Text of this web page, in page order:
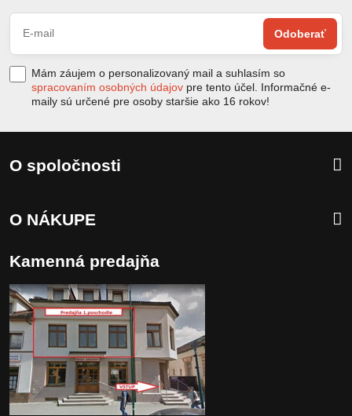
Odoberať
Mám záujem o personalizovaný mail a suhlasím so
spracovaním osobných údajov pre tento účel. Informačné e-
maily sú určené pre osoby staršie ako 16 rokov!
O spoločnosti
O NÁKUPE
Kamenná predajňa